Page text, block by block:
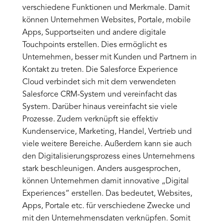
verschiedene Funktionen und Merkmale. Damit
können Unternehmen Websites, Portale, mobile
Apps, Supportseiten und andere digitale
Touchpoints erstellen. Dies ermöglicht es
Unternehmen, besser mit Kunden und Partnern in
Kontakt zu treten. Die Salesforce Experience
Cloud verbindet sich mit dem verwendeten
Salesforce CRM-System und vereinfacht das
System. Darüber hinaus vereinfacht sie viele
Prozesse. Zudem verknüpft sie effektiv
Kundenservice, Marketing, Handel, Vertrieb und
viele weitere Bereiche. Außerdem kann sie auch
den Digitalisierungsprozess eines Unternehmens
stark beschleunigen. Anders ausgesprochen,
können Unternehmen damit innovative „Digital
Experiences“ erstellen. Das bedeutet, Websites,
Apps, Portale etc. für verschiedene Zwecke und
mit den Unternehmensdaten verknüpfen. Somit